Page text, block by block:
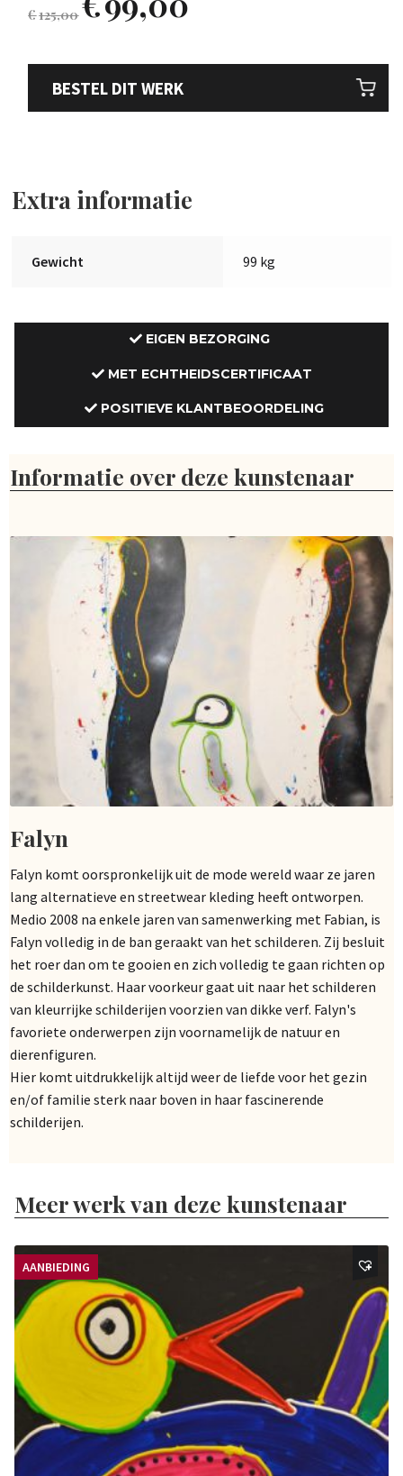
€125,00
BESTEL DIT WERK
Extra informatie
Gewicht 99 kg
EIGEN BEZORGING
MET ECHTHEIDSCERTIFICAAT
POSITIEVE KLANTBEOORDELING
Informatie over deze kunstenaar
Falyn
Falyn komt oorspronkelijk uit de mode wereld waar ze jaren
lang alternatieve en streetwear kleding heeft ontworpen.
Medio 2008 na enkele jaren van samenwerking met Fabian, is
Falyn volledig in de ban geraakt van het schilderen. Zij besluit
het roer dan om te gooien en zich volledig te gaan richten op
de schilderkunst. Haar voorkeur gaat uit naar het schilderen
van kleurrijke schilderijen voorzien van dikke verf. Falyn's
favoriete onderwerpen zijn voornamelijk de natuur en
dierenfiguren.
Hier komt uitdrukkelijk altijd weer de liefde voor het gezin
en/of familie sterk naar boven in haar fascinerende
schilderijen.
Meer werk van deze kunstenaar
AANBIEDING